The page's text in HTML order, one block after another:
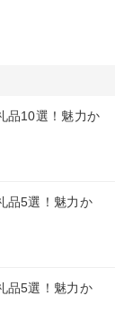
品10選！魅力か
品5選！魅力か
品5選！魅力か